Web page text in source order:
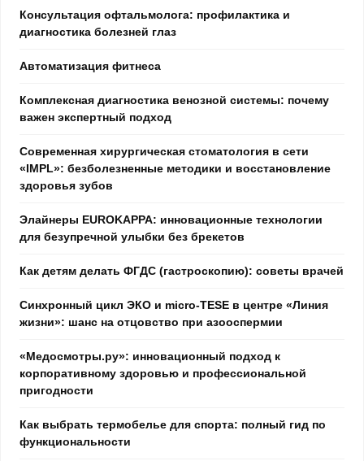
Консультация офтальмолога: профилактика и
диагностика болезней глаз
Автоматизация фитнеса
Комплексная диагностика венозной системы: почему
важен экспертный подход
Современная хирургическая стоматология в сети
«IMPL»: безболезненные методики и восстановление
здоровья зубов
Элайнеры EUROKAPPA: инновационные технологии
для безупречной улыбки без брекетов
Как детям делать ФГДС (гастроскопию): советы врачей
Синхронный цикл ЭКО и micro-TESE в центре «Линия
жизни»: шанс на отцовство при азооспермии
«Медосмотры.ру»: инновационный подход к
корпоративному здоровью и профессиональной
пригодности
Как выбрать термобелье для спорта: полный гид по
функциональности